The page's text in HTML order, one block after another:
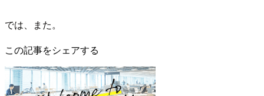
では、また。
この記事をシェアする